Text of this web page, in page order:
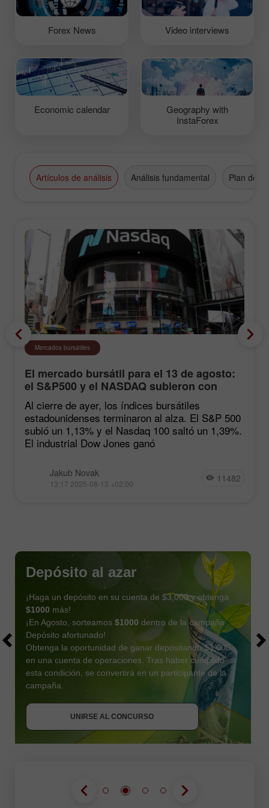
Forex News Video interviews
Economic calendar
Geography with
InstaForex
Artículos de análisis Análisis fundamental Plan de
Mercados bursátiles
El mercado bursátil para el 13 de agosto:
el S&P500 y el NASDAQ subieron con
fuerza tras las estadísticas de inflación
Al cierre de ayer, los índices bursátiles
estadounidenses terminaron al alza. El S&P 500
subió un 1,13% y el Nasdaq 100 saltó un 1,39%.
El industrial Dow Jones ganó
Jakub Novak
13:17 2025-08-13 +02:00 11482
Depósito al azar
¡Haga un depósito en su cuenta de $3,000 y obtenga
$1000 más!
¡En Agosto, sorteamos $1000 dentro de la campaña
Depósito afortunado!
Obtenga la oportunidad de ganar depositando $3,000
en una cuenta de operaciones. Tras haber cumplido
esta condición, se convertirá en un participante de la
campaña.
UNIRSE AL CONCURSO